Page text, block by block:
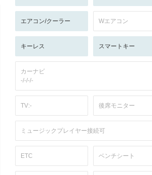
エアコン/クーラー Wエアコン
キーレス スマートキー
カーナビ
-/-/-/-
TV:- 後席モニター
ミュージックプレイヤー接続可
ETC ベンチシート